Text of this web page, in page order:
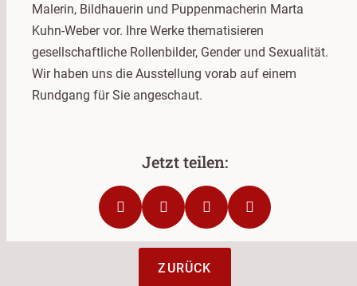
Malerin, Bildhauerin und Puppenmacherin Marta
Kuhn-Weber vor. Ihre Werke thematisieren
gesellschaftliche Rollenbilder, Gender und Sexualität.
Wir haben uns die Ausstellung vorab auf einem
Rundgang für Sie angeschaut.
ZURÜCK